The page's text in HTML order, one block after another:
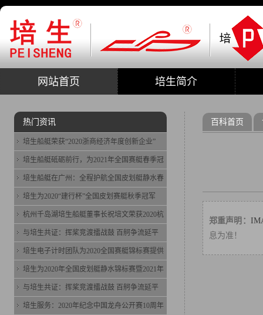
网站首页 培生简介
百科首页
郑重声明：
息为准！
热门资讯
培生船艇荣获“2020浙商经济年度创新企业”
培生船艇砥砺前行，为2021年全国赛艇春季冠
培生船艇在广州：全程护航全国皮划艇静水春
培生为2020“建行杯”全国皮划赛艇秋季冠军
杭州千岛湖培生船艇董事长祝培文荣获2020杭
与培生共证：挥桨竞渡擂战鼓 百舸争流延平
培生电子计时团队为2020全国赛艇锦标赛提供
培生为2020年全国皮划艇静水锦标赛暨2021年
与培生共证：挥桨竞渡擂战鼓 百舸争流延平
培生服务：2020年纪念中国龙舟公开赛10周年